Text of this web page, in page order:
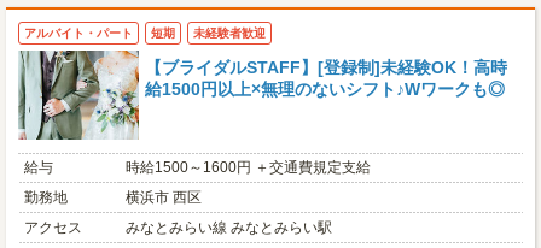
アルバイト・パート 短期 未経験者歓迎
【ブライダルSTAFF】[登録制]未経験OK！高時
給1500円以上×無理のないシフト♪Wワークも◎
給与
時給1500～1600円 ＋交通費規定支給
勤務地
横浜市 西区
アクセス
みなとみらい線 みなとみらい駅